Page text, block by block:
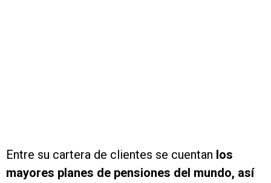
Entre su cartera de clientes se cuentan los
mayores planes de pensiones del mundo, así